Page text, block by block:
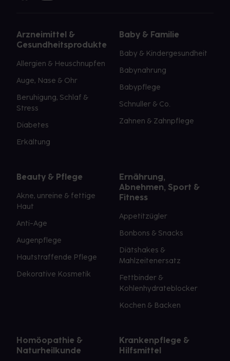
Arzneimittel &
Gesundheitsprodukte
Allergien & Heuschnupfen
Auge, Nase & Ohr
Beruhigung, Schlaf &
Stress
Diabetes
Erkältung
Baby & Familie
Baby & Kindergesundheit
Babynahrung
Babypflege
Schnuller & Co.
Zahnen & Zahnpflege
Beauty & Pflege
Akne, unreine & fettige
Haut
Anti-Age
Augenpflege
Hautstraffende Pflege
Dekorative Kosmetik
Ernährung,
Abnehmen, Sport &
Fitness
Appetitzügler
Bonbons & Snacks
Diätshakes &
Mahlzeitenersatz
Fettbinder &
Kohlenhydrateblocker
Kochen & Backen
Homöopathie &
Naturheilkunde
Krankenpflege &
Hilfsmittel